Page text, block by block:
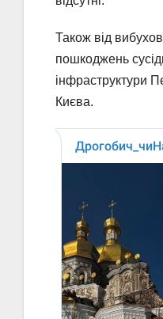
Також від
пошкоджень
інфраструктури
Києва.